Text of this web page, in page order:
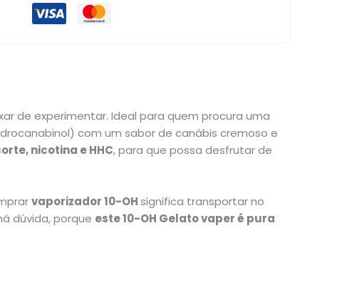
de experimentar. Ideal para quem procura uma
com um sabor de canábis cremoso e
nicotina e HHC, para que possa desfrutar de
vaporizador10-OHsignifica transportar no
dúvida, porque este 10-OH Gelato vaper é pura